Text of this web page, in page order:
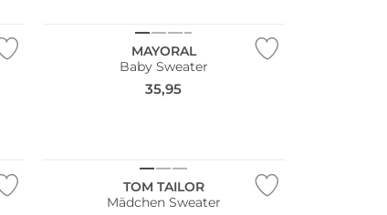
MAYORAL
Baby Sweater
35,95
TOM TAILOR
Mädchen Sweater